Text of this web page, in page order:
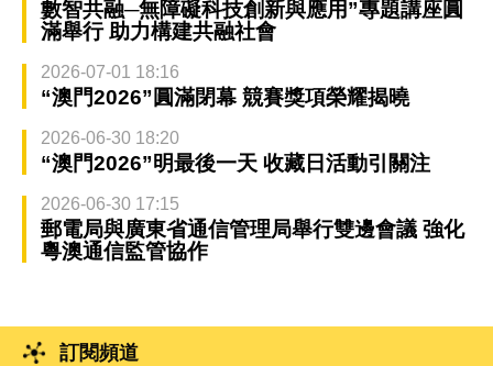
數智共融─無障礙科技創新與應用”專題講座圓
滿舉行 助力構建共融社會
2026-07-01 18:16
“澳門2026”圓滿閉幕 競賽獎項榮耀揭曉
2026-06-30 18:20
“澳門2026”明最後一天 收藏日活動引關注
2026-06-30 17:15
郵電局與廣東省通信管理局舉行雙邊會議 強化
粵澳通信監管協作
訂閱頻道